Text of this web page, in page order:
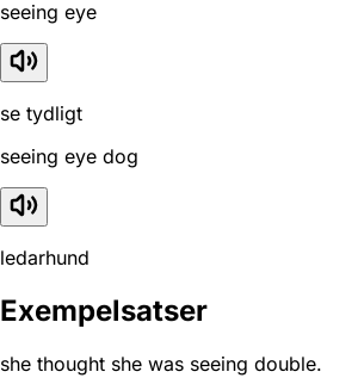
seeing eye
se tydligt
seeing eye dog
ledarhund
Exempelsatser
she thought she was seeing double.